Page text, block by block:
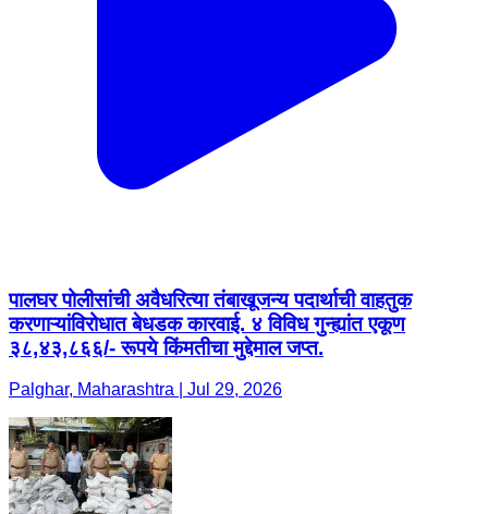
पालघर पोलीसांची अवैधरित्या तंबाखूजन्य पदार्थाची वाहतुक
करणाऱ्यांविरोधात बेधडक कारवाई. ४ विविध गुन्ह्यांत एकूण
३८,४३,८६६/- रूपये किंमतीचा मुद्देमाल जप्त.
Palghar, Maharashtra | Jul 29, 2026